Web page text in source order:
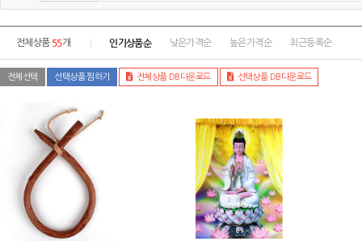
전체상품 55개 인기상품순 낮은가격순 높은가격순 최근등록순
전체선택 선택상품 찜하기 전체상품 DB다운로드 선택상품 DB다운로드